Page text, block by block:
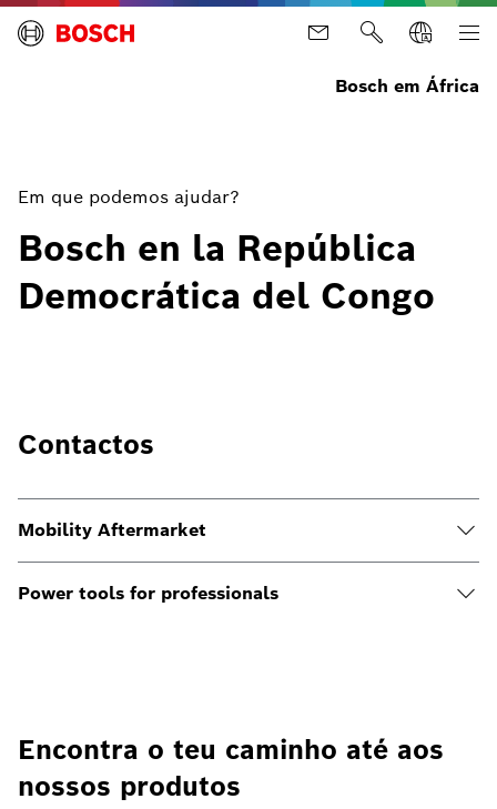
Bosch em África
Em que podemos ajudar?
Bosch en la República
Democrática del Congo
Contactos
Mobility Aftermarket
Power tools for professionals
Encontra o teu caminho até aos
nossos produtos